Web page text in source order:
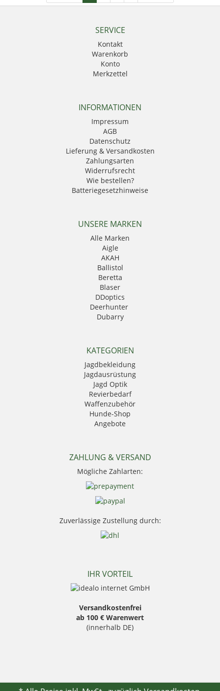
SERVICE
Kontakt
Warenkorb
Konto
Merkzettel
INFORMATIONEN
Impressum
AGB
Datenschutz
Lieferung & Versandkosten
Zahlungsarten
Widerrufsrecht
Wie bestellen?
Batteriegesetzhinweise
UNSERE MARKEN
Alle Marken
Aigle
AKAH
Ballistol
Beretta
Blaser
DDoptics
Deerhunter
Dubarry
GPO
Härkila
HikMicro
Hubertus
Kahles
Krawattendackel
Leica
Mauser
Mjoelner Hunting
NRA Fud
Sauer
Seeland
Skogen
Stanley
Thermo Function
Weisskirchen Locker
KATEGORIEN
Jagdbekleidung
Jagdausrüstung
Jagd Optik
Revierbedarf
Waffenzubehör
Hunde-Shop
Angebote
ZAHLUNG & VERSAND
Mögliche Zahlarten:
Zuverlässige Zustellung durch:
IHR VORTEIL
Versandkostenfrei
ab 100 € Warenwert
(innerhalb DE)